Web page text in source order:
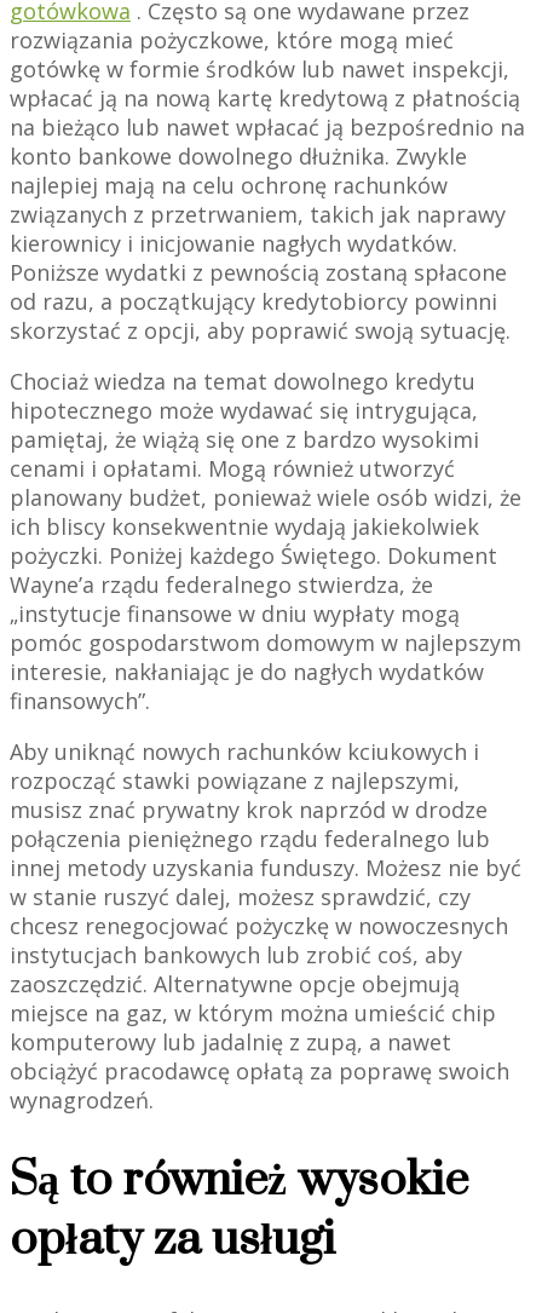
gotówkowa . Często są one wydawane przez
rozwiązania pożyczkowe, które mogą mieć
gotówkę w formie środków lub nawet inspekcji,
wpłacać ją na nową kartę kredytową z płatnością
na bieżąco lub nawet wpłacać ją bezpośrednio na
konto bankowe dowolnego dłużnika. Zwykle
najlepiej mają na celu ochronę rachunków
związanych z przetrwaniem, takich jak naprawy
kierownicy i inicjowanie nagłych wydatków.
Poniższe wydatki z pewnością zostaną spłacone
od razu, a początkujący kredytobiorcy powinni
skorzystać z opcji, aby poprawić swoją sytuację.
Chociaż wiedza na temat dowolnego kredytu
hipotecznego może wydawać się intrygująca,
pamiętaj, że wiążą się one z bardzo wysokimi
cenami i opłatami. Mogą również utworzyć
planowany budżet, ponieważ wiele osób widzi, że
ich bliscy konsekwentnie wydają jakiekolwiek
pożyczki. Poniżej każdego Świętego. Dokument
Wayne’a rządu federalnego stwierdza, że ​​
„instytucje finansowe w dniu wypłaty mogą
pomóc gospodarstwom domowym w najlepszym
interesie, nakłaniając je do nagłych wydatków
finansowych”.
Aby uniknąć nowych rachunków kciukowych i
rozpocząć stawki powiązane z najlepszymi,
musisz znać prywatny krok naprzód w drodze
połączenia pieniężnego rządu federalnego lub
innej metody uzyskania funduszy. Możesz nie być
w stanie ruszyć dalej, możesz sprawdzić, czy
chcesz renegocjować pożyczkę w nowoczesnych
instytucjach bankowych lub zrobić coś, aby
zaoszczędzić. Alternatywne opcje obejmują
miejsce na gaz, w którym można umieścić chip
komputerowy lub jadalnię z zupą, a nawet
obciążyć pracodawcę opłatą za poprawę swoich
wynagrodzeń.
Są to również wysokie
opłaty za usługi